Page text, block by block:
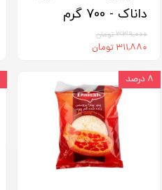
داناک - 700 گرم
۳۳۹,۰۰۰ تومان
۳۱۱,۸۸۰ تومان
۸ درصد